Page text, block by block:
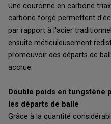
Une couronne en carbone
carbone forgé permettent
par rapport à l'acier
ensuite méticuleusement
promouvoir des départs de
accrue.
Double poids en tungstène
les départs de balle
Grâce à la quantité